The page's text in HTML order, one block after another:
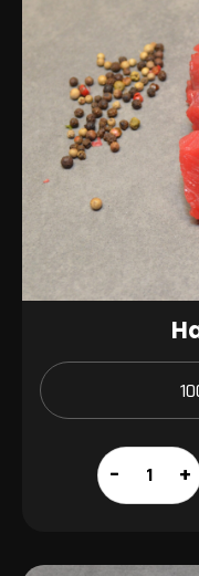
Hacheevlees
aantal
– +